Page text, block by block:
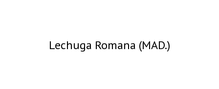
Lechuga Romana (MAD.)